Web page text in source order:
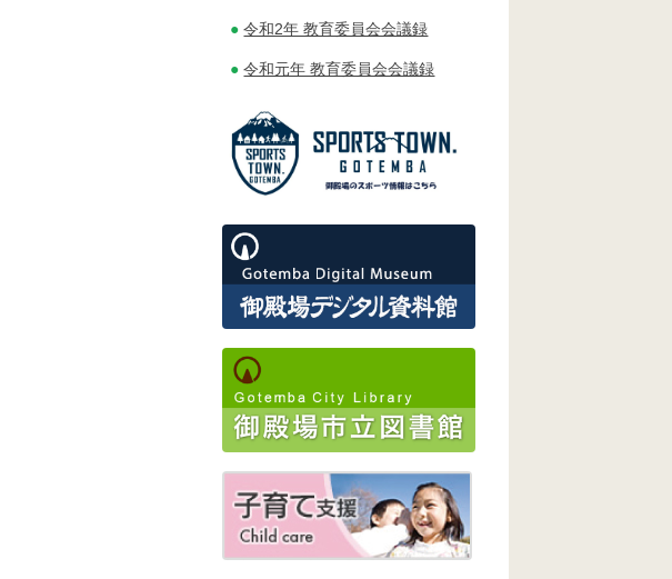
令和2年 教育委員会会議録
令和元年 教育委員会会議録